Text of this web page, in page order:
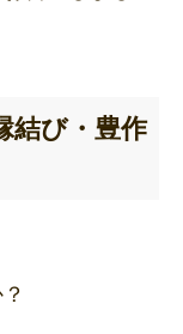
結び・豊作